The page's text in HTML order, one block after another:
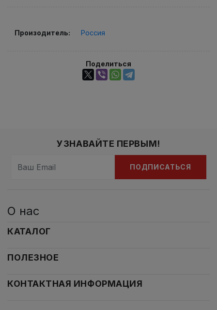
Произодитель: Россия
Поделиться
УЗНАВАЙТЕ ПЕРВЫМ!
ПОДПИСАТЬСЯ
О нас
КАТАЛОГ
ПОЛЕЗНОЕ
КОНТАКТНАЯ ИНФОРМАЦИЯ